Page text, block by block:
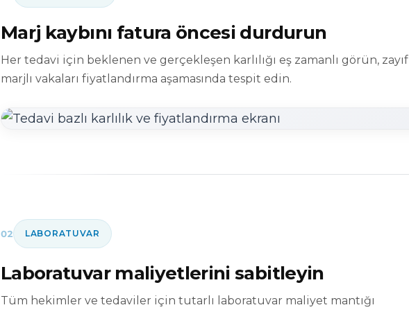
Marj kaybını fatura öncesi durdurun
Her tedavi için beklenen ve gerçekleşen karlılığı eş zamanlı görün, zayıf
marjlı vakaları fiyatlandırma aşamasında tespit edin.
02 LABORATUVAR
Laboratuvar maliyetlerini sabitleyin
Tüm hekimler ve tedaviler için tutarlı laboratuvar maliyet mantığı